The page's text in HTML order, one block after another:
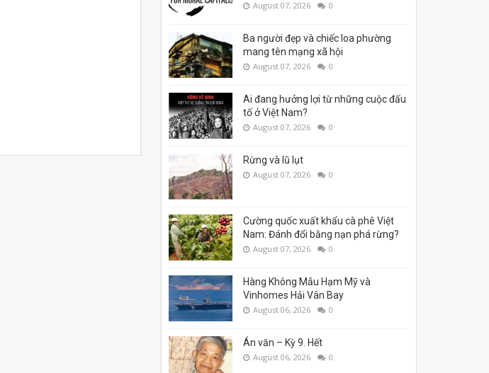
August 07, 2026 0
Ba người đẹp và chiếc loa phường
mang tên mạng xã hội
August 07, 2026 0
Ai đang hưởng lợi từ những cuộc đấu
tố ở Việt Nam?
August 07, 2026 0
Rừng và lũ lụt
August 07, 2026 0
Cường quốc xuất khẩu cà phê Việt
Nam: Đánh đổi bằng nạn phá rừng?
August 07, 2026 0
Hàng Không Mẫu Hạm Mỹ và
Vinhomes Hải Vân Bay
August 06, 2026 0
Án văn – Kỳ 9. Hết
August 06, 2026 0